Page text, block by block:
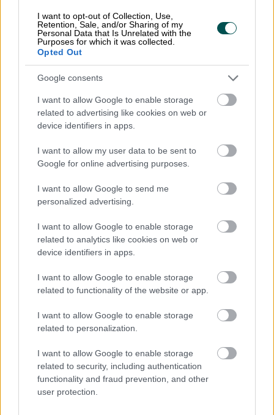
I want to opt-out of Collection, Use,
Retention, Sale, and/or Sharing of my
Personal Data that Is Unrelated with the
Purposes for which it was collected.
Opted Out
Google consents
I want to allow Google to enable storage
related to advertising like cookies on web or
device identifiers in apps.
I want to allow my user data to be sent to
Google for online advertising purposes.
I want to allow Google to send me
personalized advertising.
I want to allow Google to enable storage
related to analytics like cookies on web or
device identifiers in apps.
I want to allow Google to enable storage
related to functionality of the website or app.
I want to allow Google to enable storage
related to personalization.
I want to allow Google to enable storage
related to security, including authentication
functionality and fraud prevention, and other
user protection.
Elektroniska Affärer.
behöver en avancerad och kvalificerad expert
inom e-fakturering och digital
meddelandeförmedling. Våra lättanvända
lösningar med hög kvalitet passar företag och
flexibelt, snabbt och professionellt – utan att
kompromissa med vänligheten.